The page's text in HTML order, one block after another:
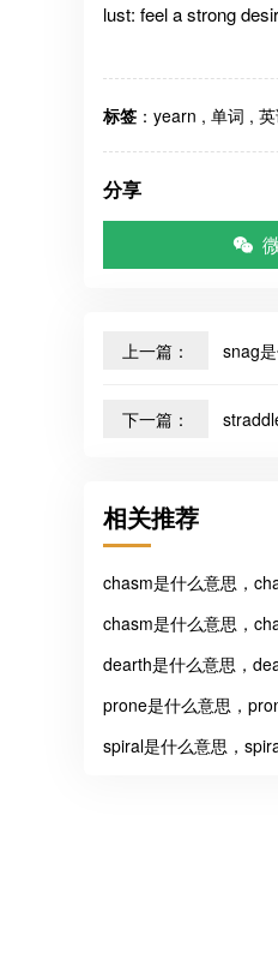
lust: feel a strong
标签 ： yearn , 单词 ,
分享
上一篇： snag
下一篇：
相关推荐
chasm是什么意思，
chasm是什么意思，
dearth是什么意思，
prone是什么意思，
spiral是什么意思，